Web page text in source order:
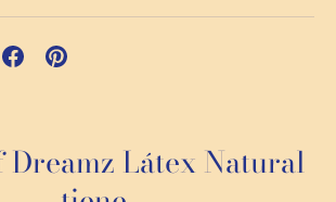
Dreamz Látex Natural